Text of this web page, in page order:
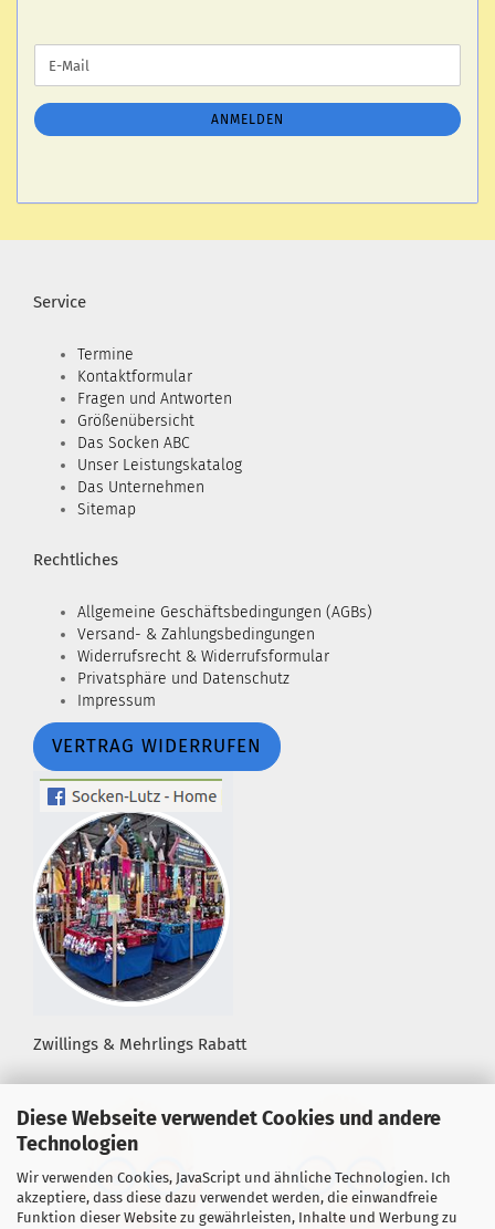
Diese Webseite verwendet Cookies und andere
Technologien
Wir verwenden Cookies, JavaScript und ähnliche Technologien. Ich
akzeptiere, dass diese dazu verwendet werden, die einwandfreie
Funktion dieser Website zu gewährleisten, Inhalte und Werbung zu
ZUR
ANMELDUNG
E-
Mail
ANMELDEN
Service
Termine
Kontaktformular
Fragen und Antworten
Größenübersicht
Das Socken ABC
Unser Leistungskatalog
Das Unternehmen
Sitemap
Rechtliches
Allgemeine Geschäftsbedingungen (AGBs)
Versand- & Zahlungsbedingungen
Widerrufsrecht & Widerrufsformular
Privatsphäre und Datenschutz
Impressum
VERTRAG WIDERRUFEN
Zwillings & Mehrlings Rabatt